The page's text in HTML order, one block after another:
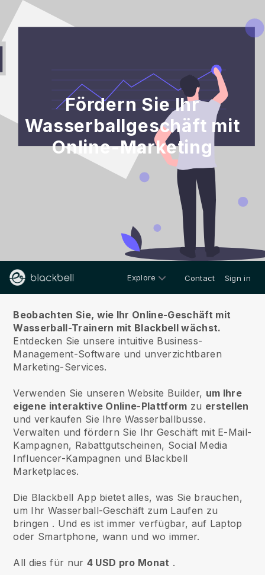
Fördern Sie Ihr
Wasserballgeschäft mit
Online-Marketing
Explore Contact Sign in
Beobachten Sie, wie Ihr Online-Geschäft mit
Wasserball-Trainern mit Blackbell wächst.
Entdecken Sie unsere intuitive Business-
Management-Software und unverzichtbaren
Marketing-Services.
Verwenden Sie unseren Website Builder, um Ihre
eigene interaktive Online-Plattform zu erstellen
und verkaufen Sie Ihre Wasserballbusse.
Verwalten und fördern Sie Ihr Geschäft mit E-Mail-
Kampagnen, Rabattgutscheinen, Social Media
Influencer-Kampagnen und Blackbell
Marketplaces.
Die Blackbell App bietet alles, was Sie brauchen,
um Ihr Wasserball-Geschäft zum Laufen zu
bringen . Und es ist immer verfügbar, auf Laptop
oder Smartphone, wann und wo immer.
All dies für nur 4 USD pro Monat .